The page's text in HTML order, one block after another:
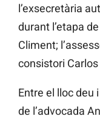
l’exsecretària
durant l’etapa
Climent;
consistori Carlos
Entre el llocdeu
de l’advocada